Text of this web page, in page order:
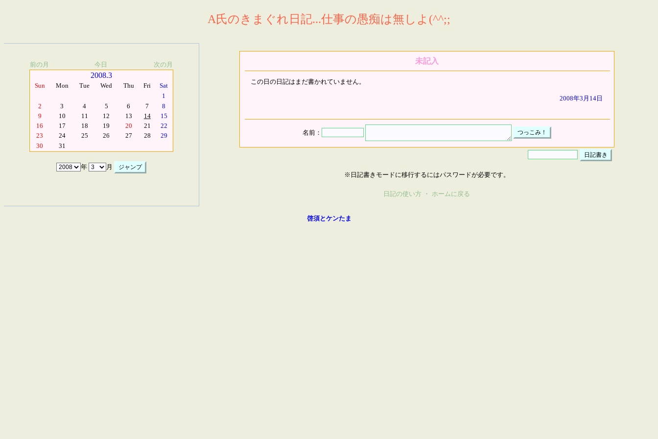
A氏のきまぐれ日記...仕事の愚痴は無しよ(^^;;
前の月 今日 次の月
2008.3
Sun Mon Tue Wed Thu Fri
Sat
1
2
3 4 5 6 7
8
9
10 11 12 13 14
15
16
17 18 19 20 21
22
23
24 25 26 27 28
29
30
31
年 月
未記入
この日の日記はまだ書かれていません。
2008年3月14日
名前：
※日記書きモードに移行するにはパスワードが必要です。
日記の使い方 ・ ホームに戻る
啓須とケンたま